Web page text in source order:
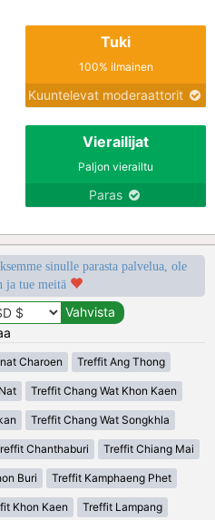
Tuki
100% ilmainen
Kuuntelevat moderaattorit
Vierailijat
Paljon vierailtu
Paras
sinulle parasta palvelua, ole
ja tue meitä
Charoen Treffit Ang Thong
Treffit Chang Wat Khon Kaen
Treffit Chang Wat Songkhla
Chanthaburi Treffit Chiang Mai
Buri Treffit Kamphaeng Phet
Khon Kaen Treffit Lampang